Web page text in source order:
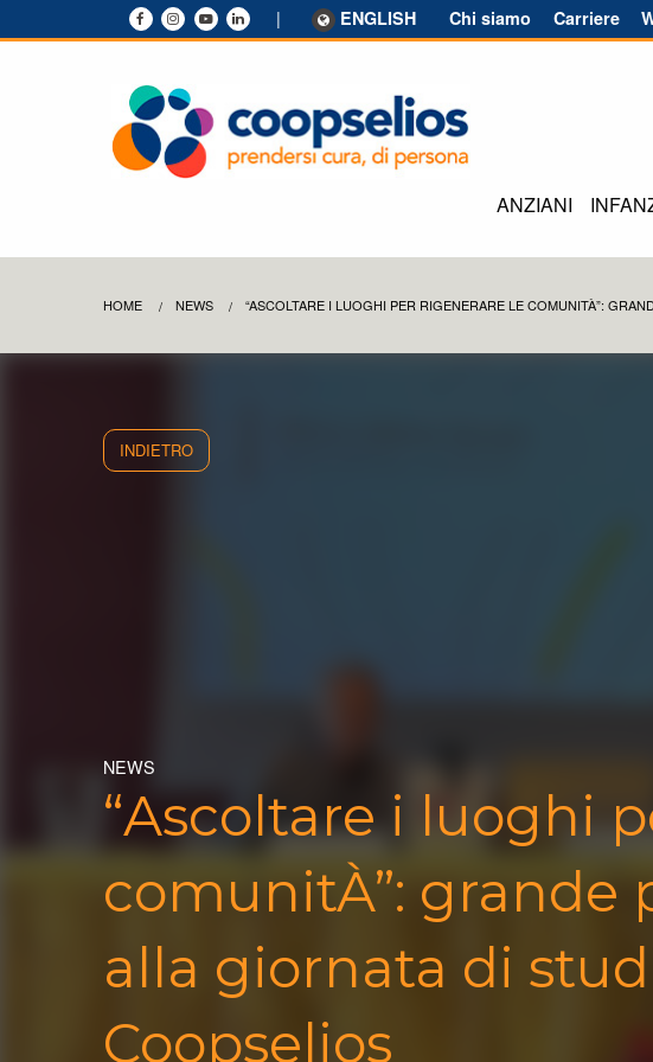
| ENGLISH Chi siamo Carriere
ANZIANI
HOME NEWS “ASCOLTARE I LUOGHI PER RIGENERARE LE COMUNITÀ”:
INDIETRO
NEWS
“Ascoltare i luoghi
comunitÀ”: grande
alla giornata di
Coopselios